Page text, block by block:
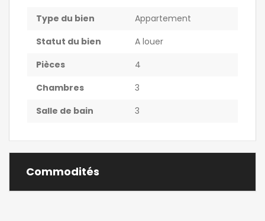
Type du bien
Appartement
Statut du bien
A louer
Pièces
4
Chambres
3
Salle de bain
3
Commodités